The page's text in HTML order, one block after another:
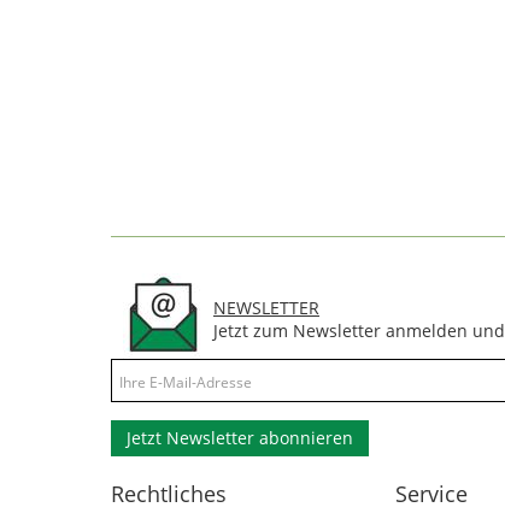
NEWSLETTER
Jetzt zum Newsletter anmelden und
Jetzt Newsletter abonnieren
Rechtliches Service